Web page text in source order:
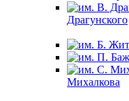
Драгунского
Михалкова